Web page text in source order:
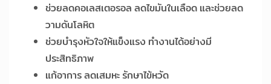
ช่วยลดคอเลสเตอรอล ลดไขมันในเลือด และช่วยลด
วามดันโลหิต
ช่วยบำรุงหัวใจให้แข็งแรง ทำงานได้อย่างมี
ประสิทธิภาพ
แก้อาการ ลดเสมหะ รักษาไข้หวัด